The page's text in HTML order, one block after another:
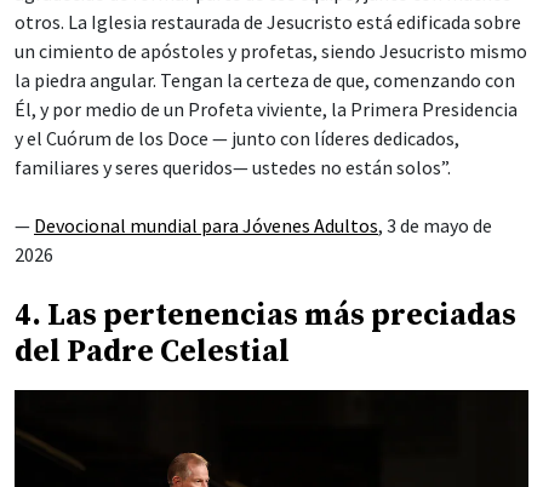
otros. La Iglesia restaurada de Jesucristo está edificada sobre
un cimiento de apóstoles y profetas, siendo Jesucristo mismo
la piedra angular. Tengan la certeza de que, comenzando con
Él, y por medio de un Profeta viviente, la Primera Presidencia
y el Cuórum de los Doce — junto con líderes dedicados,
familiares y seres queridos— ustedes no están solos”.
— Devocional mundial para Jóvenes Adultos, 3 de mayo de
2026
4. Las pertenencias más preciadas
del Padre Celestial